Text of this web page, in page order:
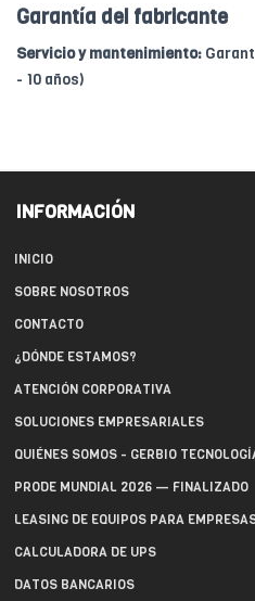
Garantía del fabricante
Servicio y mantenimiento:
- 10 años)
INFORMACIÓN
INICIO
SOBRE NOSOTROS
CONTACTO
¿DÓNDE ESTAMOS?
ATENCIÓN CORPORATIVA
SOLUCIONES EMPRESARIALES
QUIÉNES SOMOS - GERBIO
PRODE MUNDIAL 2026 — FINALIZADO
LEASING DE EQUIPOS PARA
CALCULADORA DE UPS
DATOS BANCARIOS